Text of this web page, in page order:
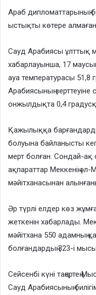
Араб дипломаттарының
ыстықты көтере
Сауд Арабиясы ұлттық
хабарлауынша, 17
ауа температурасы 51,8
Арабиясының
онжылдықта 0,4
Қажылыққа
болуына байланысты
мерт болған. Сондай-
ақпараттар Меккенің
мәйітханасынан
Әр түрлі елдер көз
жеткенін хабарлады.
мәйітхана 550 адамның
болғандардың 323-і
Сейсенбі күні таңертең
Сауд Арабиясының